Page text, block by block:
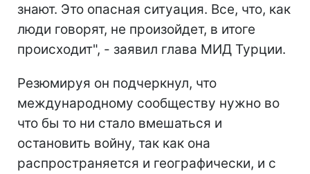
знают. Это опасная ситуация. Все, что, как
люди говорят, не произойдет, в итоге
происходит", - заявил глава МИД Турции.
Резюмируя он подчеркнул, что
международному сообществу нужно во
что бы то ни стало вмешаться и
остановить войну, так как она
распространяется и географически, и с